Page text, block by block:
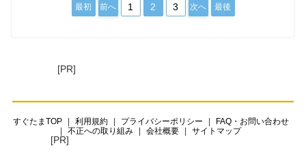
最初 前へ 1 2 3 次へ 最後
[PR]
すぐたまTOP 利用規約 プライバシーポリシー
FAQ・お問い合わせ
不正への取り組み
会社概要 サイトマップ
[PR]